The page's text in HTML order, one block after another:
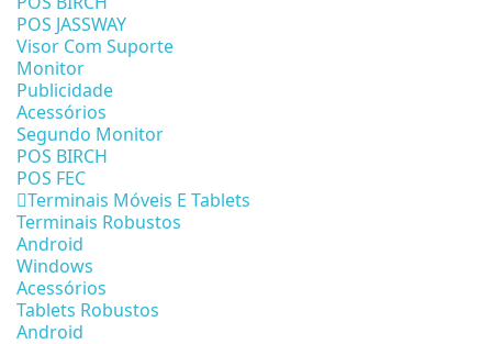
POS JASSWAY
Visor Com Suporte
Monitor
Publicidade
Acessórios
Segundo Monitor
POS BIRCH
POS FEC
Terminais Móveis E Tablets
Terminais Robustos
Android
Windows
Acessórios
Tablets Robustos
Android